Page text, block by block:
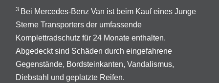
3 Bei Mercedes-Benz Van ist beim Kauf eines Junge
Sterne Transporters der umfassende
Komplettradschutz für 24 Monate enthalten.
Abgedeckt sind Schäden durch eingefahrene
Gegenstände, Bordsteinkanten, Vandalismus,
Diebstahl und geplatzte Reifen.